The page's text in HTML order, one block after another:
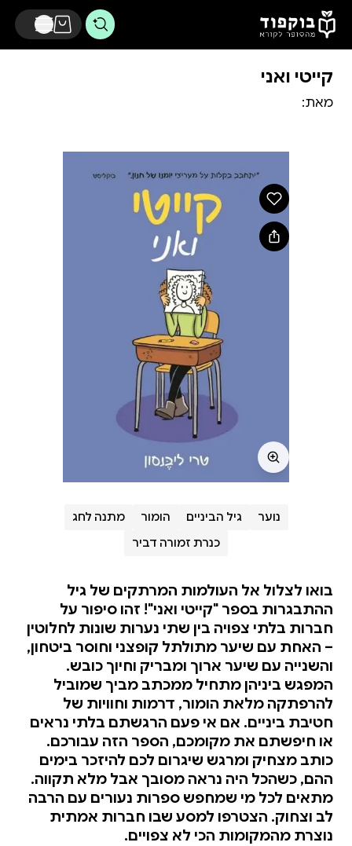
דלג לתוכן הראשי
קייטי ואני
מאת:
נוער גיל הביניים הומור
מתנה לחג
כנרת זמורה דביר
בואו לצלול אל העולמות המרתקים של גיל
ההתבגרות בספר "קייטי ואני"! זהו סיפור על
חברות בלתי צפויה בין שתי נערות שונות לחלוטין
– האחת עם שיער מתולתל קופצני וחוסר ביטחון,
והשנייה עם שיער ארוך ומבריק וחיוך כובש.
המפגש ביניהן מתחיל ממכתב מביך שמוביל
להרפתקה מלאת הומור, דרמות וחוויות של
חטיבת ביניים. אם אי פעם הרגשתם בלתי נראים
או חיפשתם את מקומכם, הספר הזה עבורכם.
כותב מצחיק ומרגש שיגרום לכם להיזכר בימים
ההם, כשהכל היה נראה מסובך אבל מלא תקווה.
מתאים לכל מי שמחפש ספרות נעורים עם הרבה
לב וצחוק. הצטרפו למסע שבו חברות אמתית
נוצרת מהמקומות הכי לא צפויים.